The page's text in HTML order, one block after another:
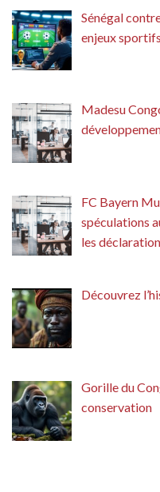
Sénégal
enjeux sportifs
Madesu
FC Bayern
spéculations
les
Découvrez
Gorille du
conservation